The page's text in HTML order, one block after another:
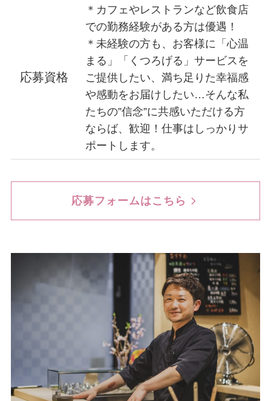
応募資格
＊カフェやレストランなど飲食店
での勤務経験がある方は優遇！
＊未経験の方も、お客様に「心温
まる」「くつろげる」サービス を
ご提供したい、満ち足りた幸福感
や感動をお届けしたい…そんな私
たちの”信念”に共感いただける方
ならば、歓迎！仕事はしっかりサ
ポートします。
応募フォームはこちら